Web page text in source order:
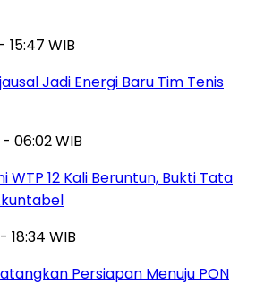
15:47 WIB
Jadi Energi Baru Tim Tenis
06:02 WIB
WTP 12 Kali Beruntun, Bukti Tata
18:34 WIB
Persiapan Menuju PON